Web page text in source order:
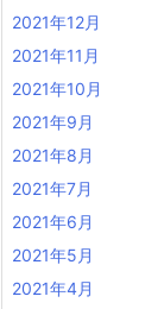
2021年12月
2021年11月
2021年10月
2021年9月
2021年8月
2021年7月
2021年6月
2021年5月
2021年4月